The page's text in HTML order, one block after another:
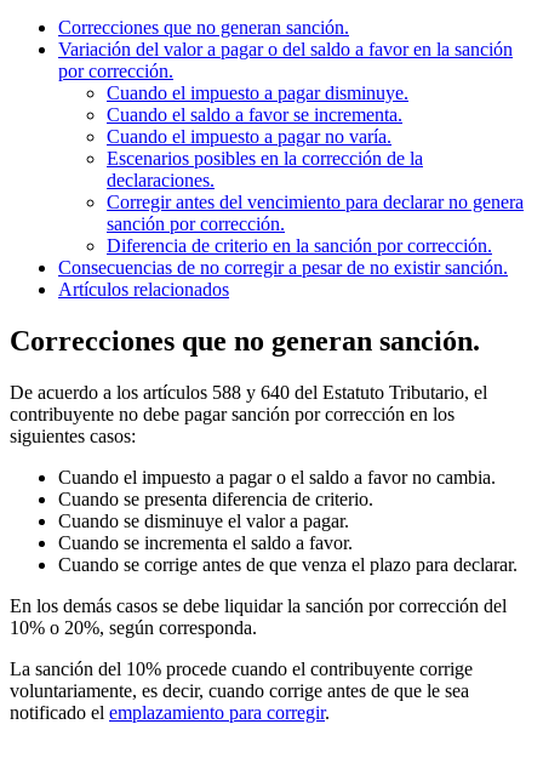
Correcciones que no generan sanción.
Variación del valor a pagar o del saldo a favor en la sanción
por corrección.
Cuando el impuesto a pagar disminuye.
Cuando el saldo a favor se incrementa.
Cuando el impuesto a pagar no varía.
Escenarios posibles en la corrección de la
declaraciones.
Corregir antes del vencimiento para declarar no genera
sanción por corrección.
Diferencia de criterio en la sanción por corrección.
Consecuencias de no corregir a pesar de no existir sanción.
Artículos relacionados
Correcciones que no generan sanción.
De acuerdo a los artículos 588 y 640 del Estatuto Tributario, el
contribuyente no debe pagar sanción por corrección en los
siguientes casos:
Cuando el impuesto a pagar o el saldo a favor no cambia.
Cuando se presenta diferencia de criterio.
Cuando se disminuye el valor a pagar.
Cuando se incrementa el saldo a favor.
Cuando se corrige antes de que venza el plazo para declarar.
En los demás casos se debe liquidar la sanción por corrección del
10% o 20%, según corresponda.
La sanción del 10% procede cuando el contribuyente corrige
voluntariamente, es decir, cuando corrige antes de que le sea
notificado el emplazamiento para corregir.